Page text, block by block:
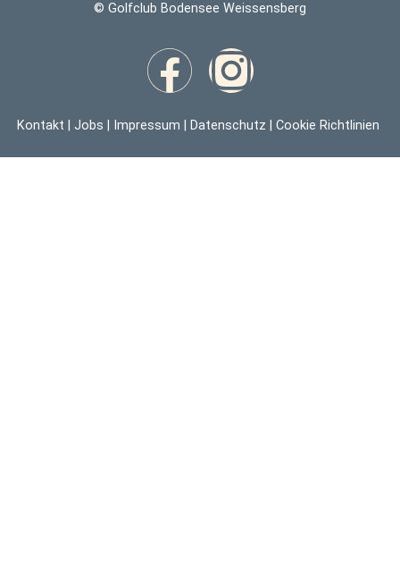
© Golfclub Bodensee Weissensberg
Kontakt Jobs Impressum Datenschutz Cookie Richtlinien